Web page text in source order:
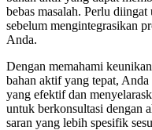
bebas masalah. Perlu
sebelum mengintegrasikan
Anda.
Dengan memahami
bahan aktif yang tepat,
yang efektif dan
untuk berkonsultasi dengan
saran yang lebih spesifik